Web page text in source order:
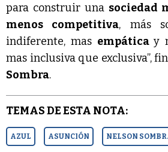
para construir una sociedad
menos competitiva, más
indiferente, mas empáticay
mas inclusiva que exclusiva”,
Sombra.
TEMAS DE ESTA NOTA:
AZUL ASUNCIÓN NELSON